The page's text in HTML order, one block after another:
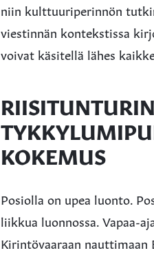
niin kulttuuriperinnön
viestinnän kontekstissa
voivat käsitellä lähes
KOKEMUS
Posiolla on upea luonto.
liikkua luonnossa. Vapaa-
Kirintövaaraan nauttimaan